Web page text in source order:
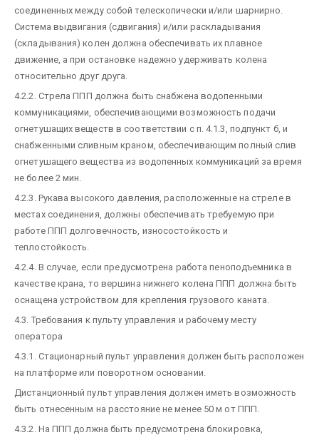
соединенных между собой телескопически и/или шарнирно.
Система выдвигания (сдвигания) и/или раскладывания
(складывания) колен должна обеспечивать их плавное
движение, а при остановке надежно удерживать колена
относительно друг друга.
4.2.2. Стрела ППП должна быть снабжена водопенными
коммуникациями, обеспечивающими возможность подачи
огнетушащих веществ в соответствии с п. 4.1.3, подпункт б, и
снабженными сливным краном, обеспечивающим полный слив
огнетушащего вещества из водопенных коммуникаций за время
не более 2 мин.
4.2.3. Рукава высокого давления, расположенные на стреле в
местах соединения, должны обеспечивать требуемую при
работе ППП долговечность, износостойкость и
теплостойкость.
4.2.4. В случае, если предусмотрена работа пеноподъемника в
качестве крана, то вершина нижнего колена ППП должна быть
оснащена устройством для крепления грузового каната.
4.3. Требования к пульту управления и рабочему месту
оператора
4.3.1. Стационарный пульт управления должен быть расположен
на платформе или поворотном основании.
Дистанционный пульт управления должен иметь возможность
быть отнесенным на расстояние не менее 50 м от ППП.
4.3.2. На ППП должна быть предусмотрена блокировка,